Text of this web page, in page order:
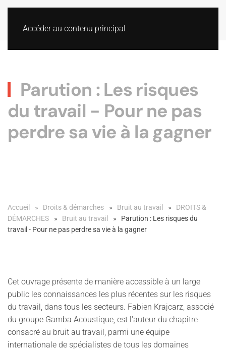
Accéder au contenu principal
Parution : Les risques
du travail - Pour ne pas
perdre sa vie à la gagner
Accueil Droits & démarches Bruit au travail
DROITS &
DÉMARCHES
Bruit au travail
Parution : Les risques du
travail - Pour ne pas perdre sa vie à la gagner
Cet ouvrage présente de manière accessible à un large
public les connaissances les plus récentes sur les risques
du travail, dans tous les secteurs. Fabien Krajcarz, associé
du groupe Gamba Acoustique, est l'auteur du chapitre
consacré au bruit au travail, parmi une équipe
internationale de spécialistes de tous les domaines